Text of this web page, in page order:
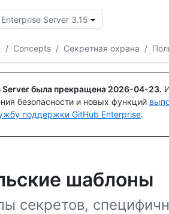
Enterprise Server 3.15
/ Concepts / Секретная охрана /
была прекращена 2026-04-23.
безопасности и новых функций
поддержки GitHub Enterprise.
шаблоны
секретов,